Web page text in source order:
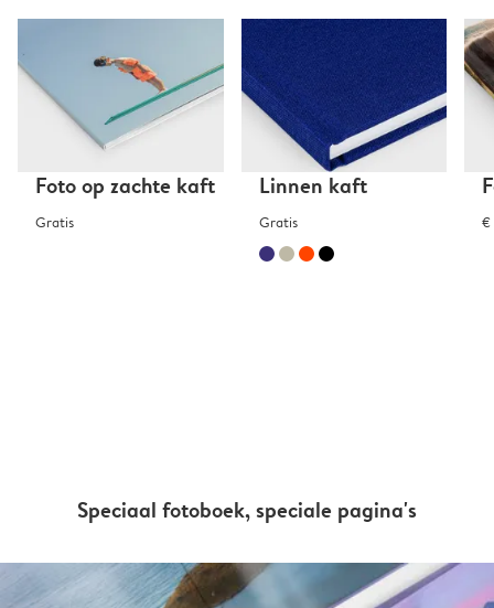
Foto op zachte kaft
Gratis
Linnen kaft
Gratis €
Speciaal fotoboek, speciale pagina's